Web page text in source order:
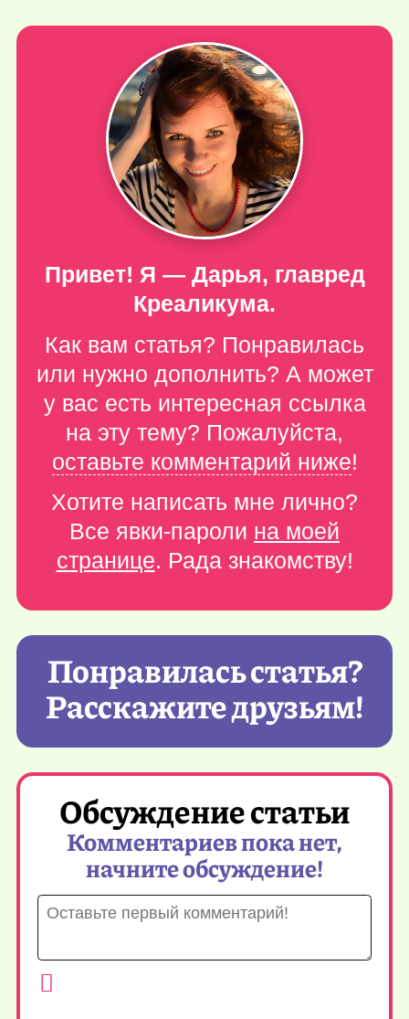
Привет! Я — Дарья, главред
Креаликума.
Как вам статья? Понравилась
или нужно дополнить? А может
у вас есть интересная ссылка
на эту тему? Пожалуйста,
оставьте комментарий ниже!
Хотите написать мне лично?
Все явки-пароли на моей
странице. Рада знакомству!
Понравилась статья?
Расскажите друзьям!
Обсуждение статьи
Комментариев пока нет,
начните обсуждение!